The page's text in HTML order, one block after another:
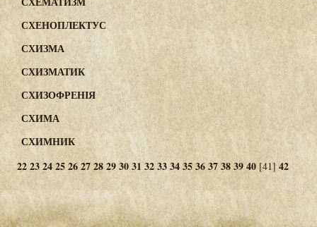
СХЕНОПЛЕКТУС
СХИЗМА
СХИЗМАТИК
СХИЗОФРЕНІЯ
СХИМА
СХИМНИК
22232425262728293031 323334353637383940 [41]42